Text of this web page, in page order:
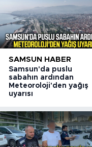
SAMSUN HABER
Samsun'da puslu
sabahın ardından
Meteoroloji'den yağış
uyarısı